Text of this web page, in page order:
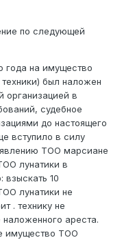
по следующей
года на имущество
был наложен
организацией в
судебное
до настоящего
вступило в силу
ТОО марсиане
лунатики в
взыскать 10
лунатики не
. технику не
ареста.
имущество ТОО